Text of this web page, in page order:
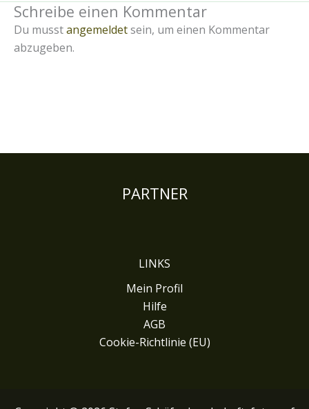
Schreibe einen Kommentar
Du musstangemeldetsein, um einen Kommentar
abzugeben.
PARTNER
LINKS
Mein Profil
Hilfe
AGB
Cookie-Richtlinie (EU)